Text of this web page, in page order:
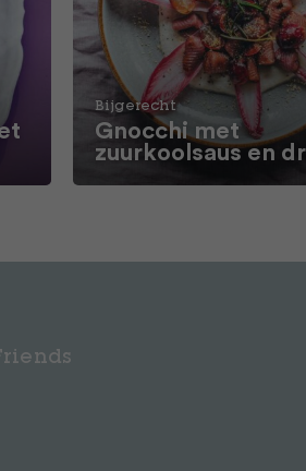
Bijgerecht
Gnocchi met
zuurkoolsaus en